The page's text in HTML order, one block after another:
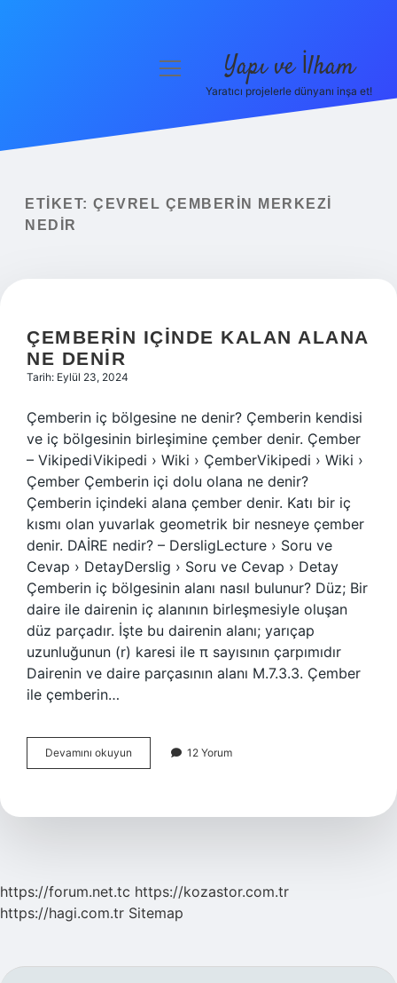
Yasal Uyarı
menüyü
Yapı ve İlham
Yaratıcı projelerle dünyanı inşa et!
ETIKET: ÇEVREL ÇEMBERIN MERKEZI
NEDIR
ÇEMBERIN IÇINDE KALAN ALANA
NE DENIR
Tarih: Eylül 23, 2024
Çemberin iç bölgesine ne denir? Çemberin kendisi
ve iç bölgesinin birleşimine çember denir. Çember
– VikipediVikipedi › Wiki › ÇemberVikipedi › Wiki ›
Çember Çemberin içi dolu olana ne denir?
Çemberin içindeki alana çember denir. Katı bir iç
kısmı olan yuvarlak geometrik bir nesneye çember
denir. DAİRE nedir? – DersligLecture › Soru ve
Cevap › DetayDerslig › Soru ve Cevap › Detay
Çemberin iç bölgesinin alanı nasıl bulunur? Düz; Bir
daire ile dairenin iç alanının birleşmesiyle oluşan
düz parçadır. İşte bu dairenin alanı; yarıçap
uzunluğunun (r) karesi ile π sayısının çarpımıdır
Dairenin ve daire parçasının alanı M.7.3.3. Çember
ile çemberin…
Devamını okuyun Çemberin
Içinde
Ne
12 Yorum
https://forum.net.tc https://kozastor.com.tr
https://hagi.com.tr Sitemap